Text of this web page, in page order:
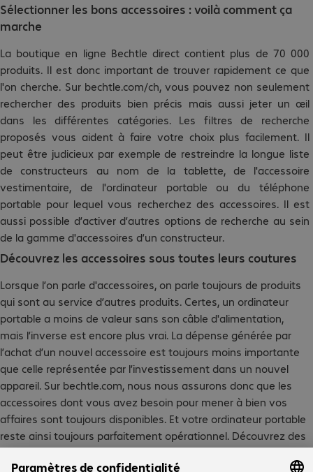
Sélectionner les bons accessoires : voilà comment ça
marche
La boutique en ligne Bechtle direct contient plus de 70 000
produits. Il est donc important de trouver rapidement ce que
l'on cherche. Sur bechtle.com/ch, vous pouvez non seulement
rechercher des produits bien précis mais aussi jeter un œil
dans les différentes catégories. Les filtres de recherche
proposés vous aident à faire votre choix plus facilement. Il
peut être judicieux par exemple de restreindre la longue liste
de constructeurs au nom de la tablette, de l'accessoire
vestimentaire, de l'ordinateur portable ou du téléphone
portable pour lequel vous recherchez des accessoires. Il est
aussi possible d’activer d’autres options de recherche au sein
de la gamme d'accessoires d’un constructeur.
Découvrez les accessoires sous toutes leurs coutures
Lorsque l’on parle d'accessoires, on parle toujours de produits
qui sont au service d’autres produits. Certes, un ordinateur
portable a moins de valeur sans son câble d'alimentation,
mais l’inverse est encore plus vrai. La dépense générée par
l’achat d’un nouvel accessoire est toujours moins importante
que celle représentée par l’investissement dans un nouvel
appareil. Sur bechtle.com, nous nous assurons donc que les
accessoires dont vous avez besoin pour mener à bien vos
affaires sont toujours disponibles. Et votre ordinateur portable
reste ainsi toujours parfaitement opérationnel. Découvrez des
accessoires variés et de grande qualité pour tous les articles
d’informatique mobile. Notre gamme s’étend des stations